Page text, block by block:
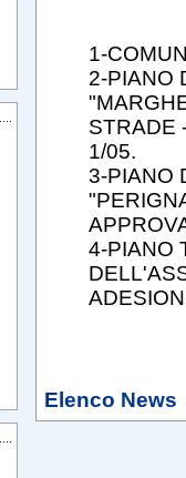
1-
2-PIANO
STRADE
1/05.
3-PIANO
4-PIANO
Elenco News